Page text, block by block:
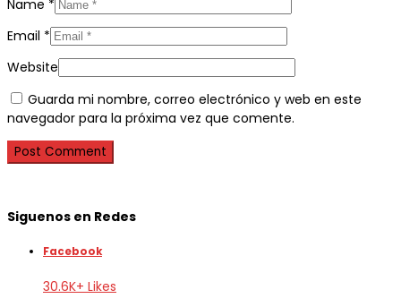
Name *
Email *
Website
Guarda mi nombre, correo electrónico y web en este
navegador para la próxima vez que comente.
Siguenos en Redes
Facebook
30.6K+ Likes